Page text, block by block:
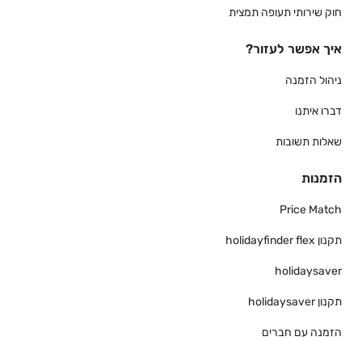
חוק שירותי תעופה תמצית
איך אפשר לעזור?
ניהול הזמנה
דברו איתנו
שאלות תשובות
הזמנות
Price Match
תקנון holidayfinder flex
holidaysaver
תקנון holidaysaver
הזמנה עם חברים